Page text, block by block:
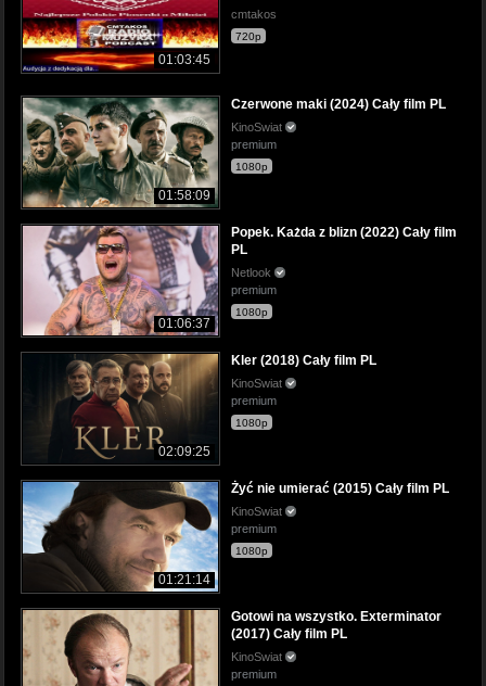
01:03:45
cmtakos
720p
01:58:09
Czerwone maki (2024) Cały film PL
KinoSwiat
premium
1080p
01:06:37
Popek. Każda z blizn (2022) Cały film
PL
Netlook
premium
1080p
02:09:25
Kler (2018) Cały film PL
KinoSwiat
premium
1080p
01:21:14
Żyć nie umierać (2015) Cały film PL
KinoSwiat
premium
1080p
Gotowi na wszystko. Exterminator
(2017) Cały film PL
KinoSwiat
premium